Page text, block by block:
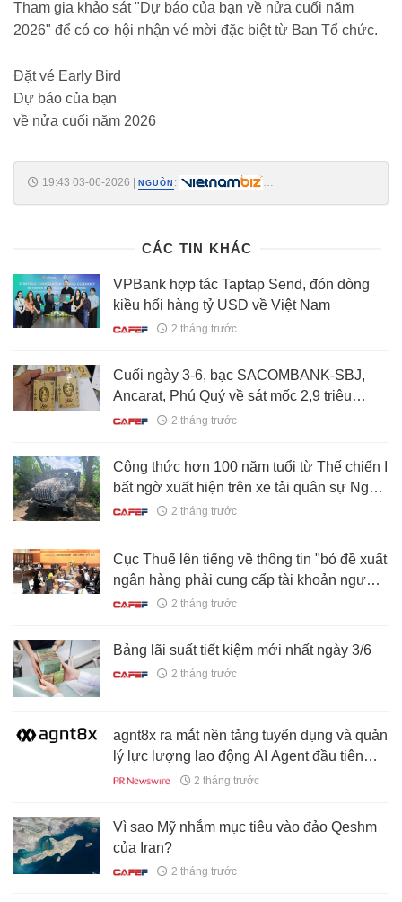
Tham gia khảo sát "Dự báo của bạn về nửa cuối năm
2026" để có cơ hội nhận vé mời đặc biệt từ Ban Tổ chức.
Đặt vé Early Bird
Dự báo của bạn
về nửa cuối năm 2026
19:43 03-06-2026 | NGUỒN :
CÁC TIN KHÁC
VPBank hợp tác Taptap Send, đón dòng
kiều hối hàng tỷ USD về Việt Nam
2 tháng trước
Cuối ngày 3-6, bạc SACOMBANK-SBJ,
Ancarat, Phú Quý về sát mốc 2,9 triệu
đồng/lượng2 tháng trước
Công thức hơn 100 năm tuổi từ Thế chiến I
bất ngờ xuất hiện trên xe tải quân sự Nga:
Chuyện gì đang xảy ra?
2 tháng trước
Cục Thuế lên tiếng về thông tin "bỏ đề xuất
ngân hàng phải cung cấp tài khoản người
nộp thuế"2 tháng trước
Bảng lãi suất tiết kiệm mới nhất ngày 3/6
2 tháng trước
agnt8x ra mắt nền tảng tuyển dụng và quản
lý lực lượng lao động AI Agent đầu tiên
trên thế giới 2 tháng trước
Vì sao Mỹ nhắm mục tiêu vào đảo Qeshm
của Iran?
2 tháng trước